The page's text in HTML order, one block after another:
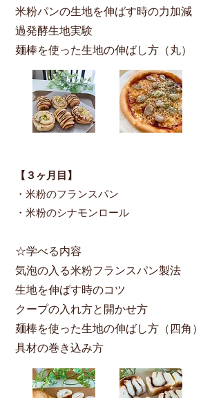
米粉パンの生地を伸ばす時の力加減
過発酵生地実験
麺棒を使った生地の伸ばし方（丸）
【３ヶ月目​】
・米粉のフランスパン
・米粉のシナモンロール
☆学べる内容
気泡の入る米粉フランスパン製法
生地を伸ばす時のコツ
クープの入れ方と開かせ方
麺棒を使った生地の伸ばし方（四角）
具材の巻き込み方